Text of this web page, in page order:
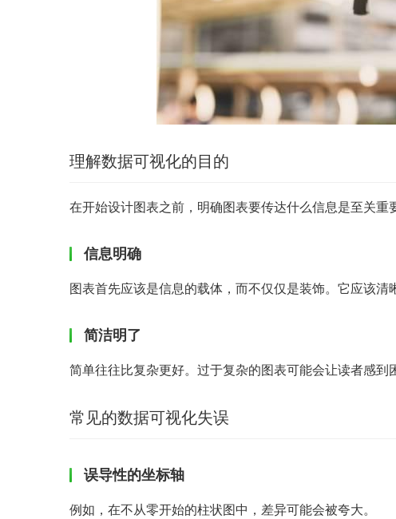
理解数据可视化的目的
在开始设计图表之前，明确图表要传达什么信息是至关重
信息明确
图表首先应该是信息的载体，而不仅仅是装饰。它应该清
简洁明了
简单往往比复杂更好。过于复杂的图表可能会让读者感到
常见的数据可视化失误
误导性的坐标轴
例如，在不从零开始的柱状图中，差异可能会被夸大。